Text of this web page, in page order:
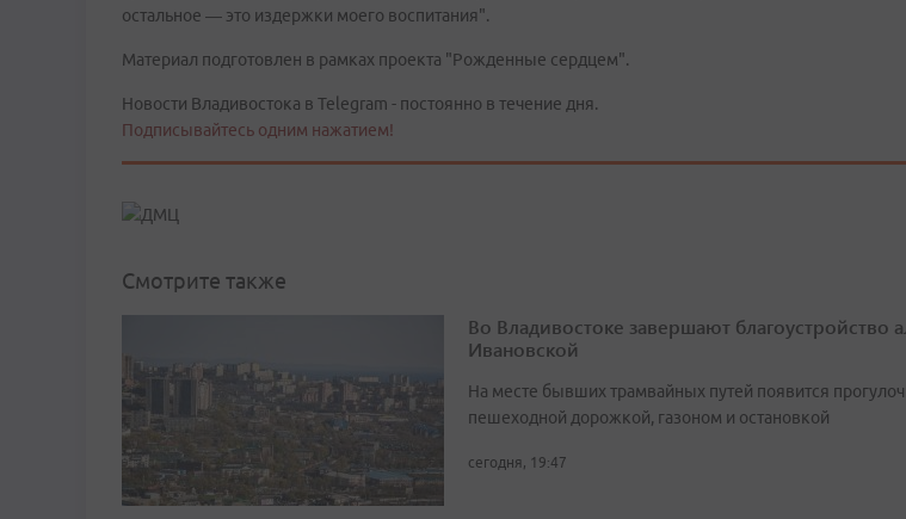
остальное — это издержки моего воспитания".
Материал подготовлен в рамках проекта "Рожденные сердцем".
Новости Владивостока в Telegram - постоянно в течение дня.
Подписывайтесь одним нажатием!
Смотрите также
Во Владивостоке завершают благоустройство
Ивановской
На месте бывших трамвайных путей появится
пешеходной дорожкой, газоном и остановкой
сегодня, 19:47